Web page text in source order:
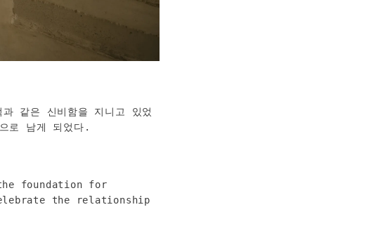
같은 신비함을 지니고 있었
로 남게 되었다.
foundation for
the relationship